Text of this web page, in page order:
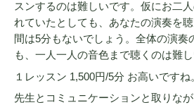
スンするのは難しいです。仮にお二
れていたとしても、あなたの演奏を
間は5分もないでしょう。全体の演奏
も、一人一人の音色まで聴くのは難し
１レッスン 1,500円/5分 お高いですね
先生とコミュニケーションと取りな